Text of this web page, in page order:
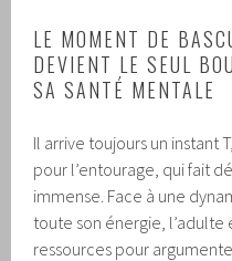
LE MOMENT DE
DEVIENT LE SEUL
SA SANTÉ MENTALE
Il arrive toujours un instant
pour l’entourage, qui fait
immense. Face à une
toute son énergie,
ressources pour